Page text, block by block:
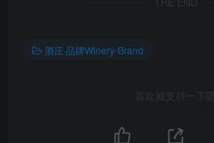
酒庄·品牌Winery-Brand
喜欢就支持一下吧